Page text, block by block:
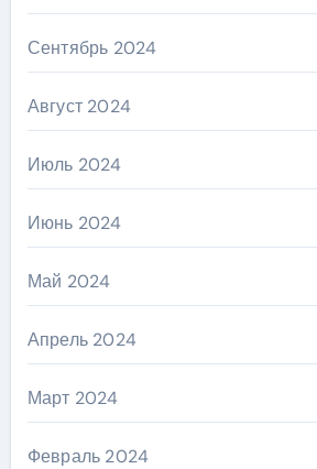
Сентябрь 2024
Август 2024
Июль 2024
Июнь 2024
Май 2024
Апрель 2024
Март 2024
Февраль 2024